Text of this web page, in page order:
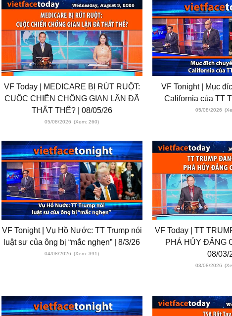
VF Today | MEDICARE BỊ RÚT RUỘT:
CUỘC CHIẾN CHỐNG GIAN LẬN ĐÃ
THẤT THẾ? | 08/05/26
05/08/2026 (Xem: 260)
VF Tonight | Mục
California của TT
05/08/2026
VF Tonight | Vụ Hồ Nước: TT Trump nói
luật sư của ông bị “mắc nghẹn” | 8/3/26
04/08/2026 (Xem: 391)
VF Today | TT
PHÁ HỦY ĐẢNG
08/03/
03/08/2026